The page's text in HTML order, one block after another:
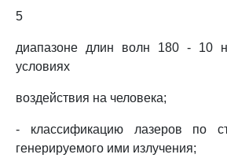
5
диапазоне длин волн 180 - 10
условиях
воздействия на человека;
- классификацию лазеров по
генерируемого ими излучения;